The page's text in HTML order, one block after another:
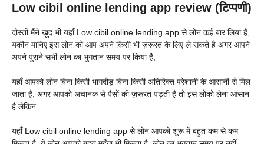
Low cibil online lending app review (टिप्पणी)
दोस्तों मैंने ख़ुद भी यहाँ Low cibil online lending app से लोन कई बार लिया है,
यक़ीन मानिए इस लोन को आप अपने किसी भी ज़रूरत के लिए ले सकते है अगर आपने
अपने पुराने सभी लोन का भुगतान समय पर किया है,
यहाँ आपको लोन बिना किसी भागदौड़ बिना किसी अतिरिक्त परेशानी के आसानी से मिल
जाता है, अगर आपको अचानक से पैसों की ज़रूरत पड़ती है तो इस लोंको लेना आसान
है लेकिन
यहाँ Low cibil online lending app से लोन आपको शुरू में बहुत कम से कम